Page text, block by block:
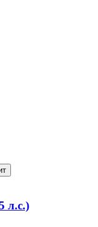
л.с.)